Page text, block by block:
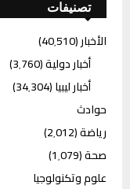
تصنيفات
الأخبار(40٬510)
أخبار دولية(3٬760)
أخبار ليبيا(34٬304)
حوادث
رياضة(2٬012)
صحة(1٬079)
علوم وتكنولوجيا